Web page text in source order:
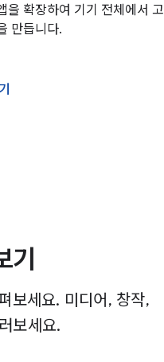
을 확장하여 기기 전체에서 고
만듭니다.
보세요. 미디어, 창작,
보세요.